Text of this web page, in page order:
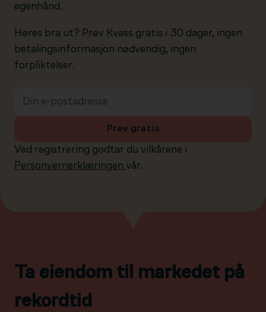
egenhånd.
Høres bra ut? Prøv Kvass gratis i 30 dager, ingen
betalingsinformasjon nødvendig, ingen
forpliktelser.
Ved registrering godtar du vilkårene i
Personvernerklæringen vår.
Prøv gratis
Ta eiendom til markedet på
rekordtid